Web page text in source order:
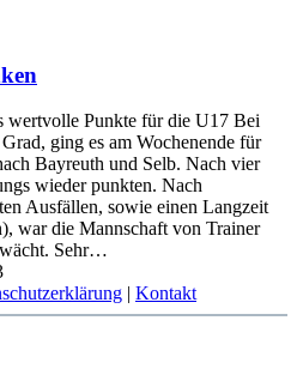
wertvolle Punkte für die U17 Bei
ging es am Wochenende für
Bayreuth und Selb. Nach vier
wieder punkten. Nach
Ausfällen, sowie einen Langzeit
war die Mannschaft von Trainer
Sehr…
| Kontakt